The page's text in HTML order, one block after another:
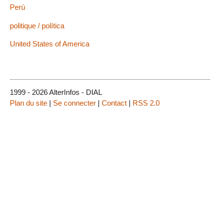
Perú
politique / política
United States of America
1999 - 2026 AlterInfos - DIAL
Plan du site | Se connecter | Contact | RSS 2.0